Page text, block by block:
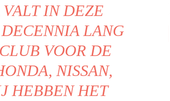
IN DEZE
LANG
VOOR DE
NISSAN,
HEBBEN HET